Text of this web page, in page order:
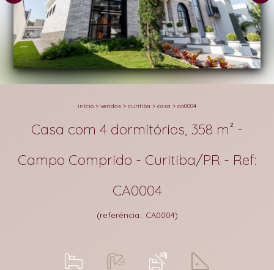
início > vendas > curitiba > casa > ca0004
Casa com 4 dormitórios, 358 m² -
Campo Comprido - Curitiba/PR - Ref:
CA0004
(referência.: CA0004)